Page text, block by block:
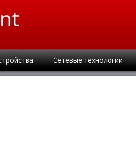
Сетевые технологии